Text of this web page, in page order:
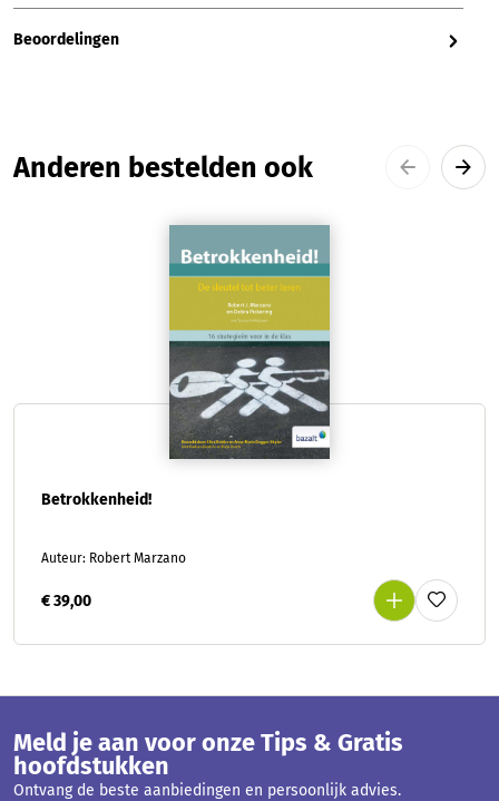
Beoordelingen
Productgalerij overslaan
Anderen bestelden ook
Betrokkenheid!
Auteur: Robert Marzano
€ 39,00
Meld je aan voor onze Tips & Gratis
hoofdstukken
Ontvang de beste aanbiedingen en persoonlijk advies.